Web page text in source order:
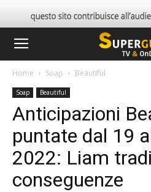
Home Soap Beautiful
Soap Beautiful
Anticipazioni
puntate dal 19
2022: Liam
conseguenze